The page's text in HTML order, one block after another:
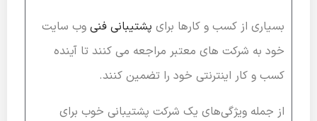
بسیاری از کسب و کارها برای پشتیبانی فنی وب سایت
خود به شرکت های معتبر مراجعه می کنند تا آینده
کسب و کار اینترنتی خود را تضمین کنند.
از جمله ویژگی‌های یک شرکت پشتیبانی خوب برای